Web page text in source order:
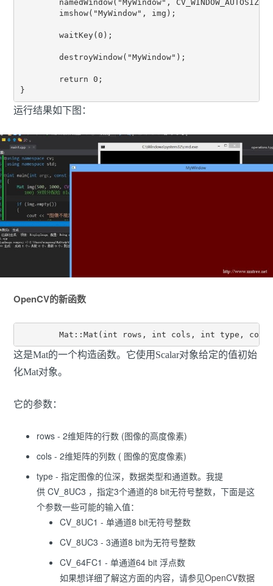
}
运行结果如下图：
OpenCV的新函数
Mat::Mat(int rows, int cols, int type,
这是Mat的一个构造函数。它使用Scalar对象给定的值初始
化Mat对象。
它的参数：
rows - 2维矩阵的行数 (图像的高度像素)
cols - 2维矩阵的列数 ( 图像的宽度像素)
type - 指定图像的位深，数据类型和通道数。我提
供 CV_8UC3 ，指定3个通道的8 bit无符号整数，下面是这
个参数一些可能的输入值：
CV_8UC1 - 单通道8 bit无符号整数
CV_8UC3 - 3通道8 bit为无符号整数
CV_64FC1 - 单通道64 bit 浮点数
如果想详细了解这方面的内容，请参见OpenCV数据